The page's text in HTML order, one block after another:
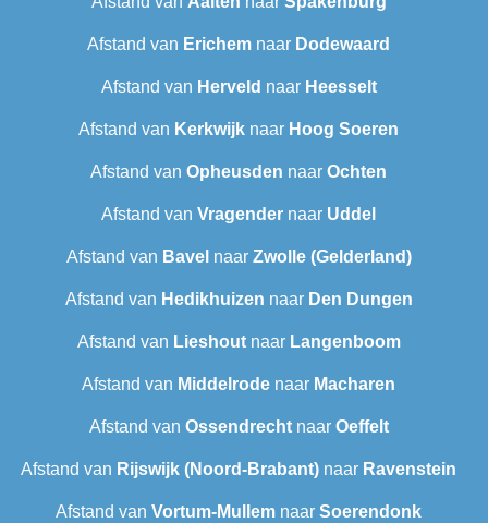
Afstand van Erichem naar Dodewaard
Afstand van Herveld naar Heesselt
Afstand van Kerkwijk naar Hoog Soeren
Afstand van Opheusden naar Ochten
Afstand van Vragender naar Uddel
Afstand van Bavel naar Zwolle (Gelderland)
Afstand van Hedikhuizen naar Den Dungen
Afstand van Lieshoutnaar Langenboom
Afstand van Middelrode naar Macharen
Afstand van Ossendrechtnaar Oeffelt
Afstand van Rijswijk (Noord-Brabant) naar Ravenstein
Afstand van Vortum-Mullem naar Soerendonk